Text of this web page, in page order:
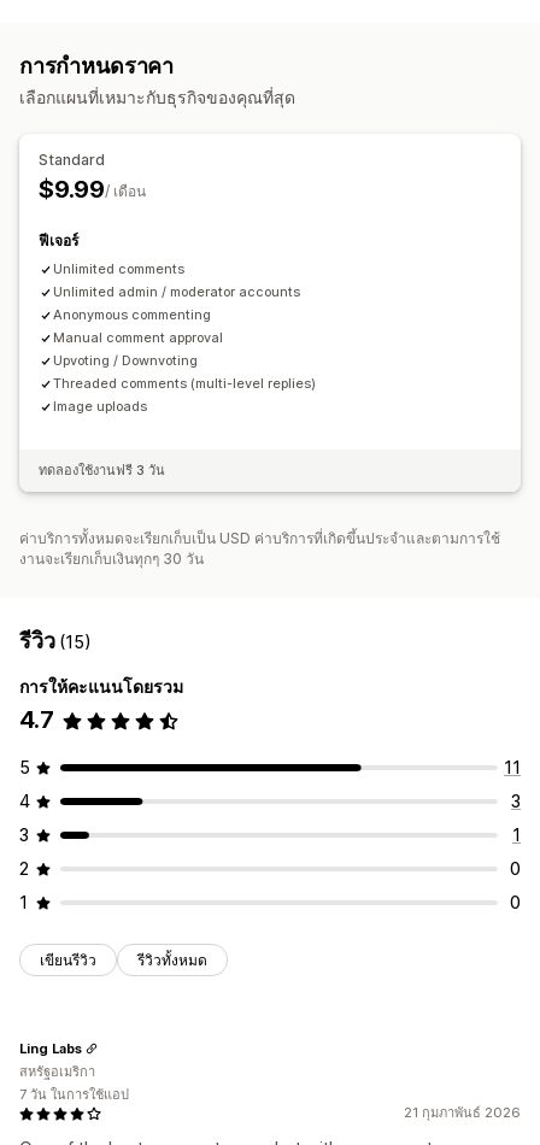
การกำหนดราคา
เลือกแผนที่เหมาะกับธุรกิจของคุณที่สุด
Standard
$9.99/ เดือน
ฟีเจอร์
Unlimited comments
Unlimited admin / moderator accounts
Anonymous commenting
Manual comment approval
Upvoting / Downvoting
Threaded comments (multi-level replies)
Image uploads
ทดลองใช้งานฟรี 3 วัน
ค่าบริการทั้งหมดจะเรียกเก็บเป็น USD ค่าบริการที่เกิดขึ้นประจำและตามการใช้
งานจะเรียกเก็บเงินทุกๆ 30 วัน
รีวิว (15)
การให้คะแนนโดยรวม
4.7
5
11
4
3
3
1
2
0
1
0
เขียนรีวิว รีวิวทั้งหมด
21 กุมภาพันธ์ 2026
Ling Labs
สหรัฐอเมริกา
7 วัน ในการใช้แอป